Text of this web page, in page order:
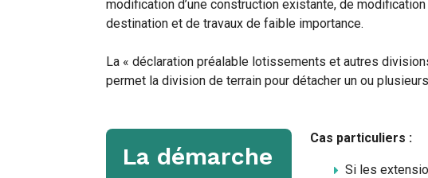
modification d’une construction existante, de
destination et de travaux de faible importance.
La « déclaration préalable lotissements et autres
permet la division de terrain pour détacher un ou
La démarche
Cas particuliers :
Si les